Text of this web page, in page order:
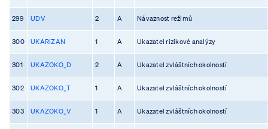
299 UDV 2 A Návaznost režimů
300 UKARIZAN 1 A Ukazatel rizikové analýzy
301 UKAZOKO_D 2 A Ukazatel zvláštních okolností
302 UKAZOKO_T 1 A Ukazatel zvláštních okolností
303 UKAZOKO_V 1 A Ukazatel zvláštních okolností